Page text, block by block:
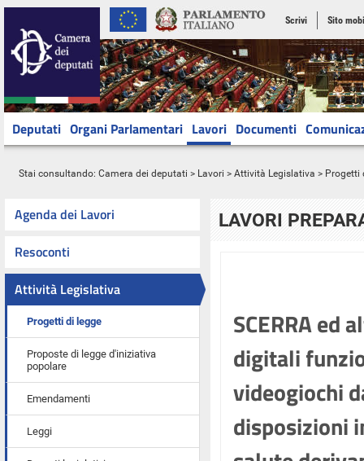
Scrivi Sito
Deputati Organi Parlamentari Lavori Documenti
Stai consultando: Camera dei deputati > Lavori > Attività Legislativa > Progetti
Agenda dei Lavori
Resoconti
Attività Legislativa
Progetti di legge
Proposte di legge d'iniziativa
popolare
Emendamenti
Leggi
LAVORI
SCERRA ed
digitali
videogiochi
disposizioni